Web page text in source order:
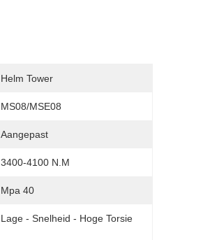
Helm Tower
MS08/MSE08
Aangepast
3400-4100 N.m
Mpa 40
Lage - Snelheid - Hoge Torsie